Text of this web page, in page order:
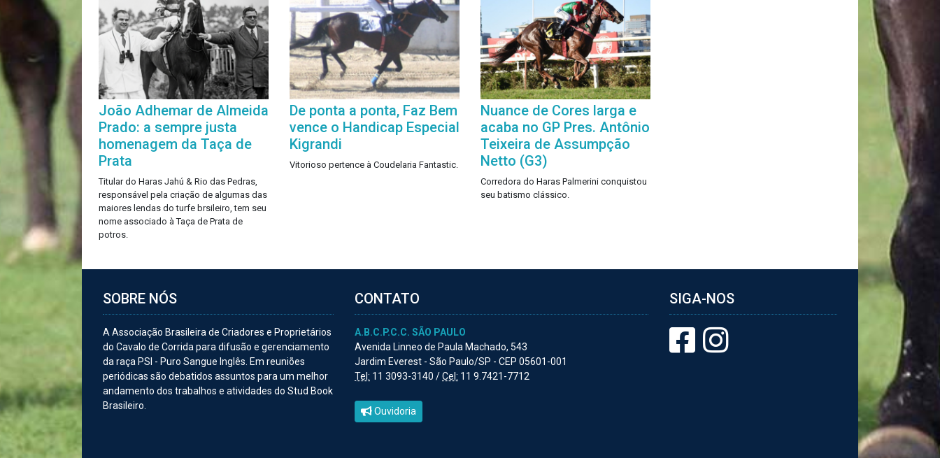
João Adhemar de Almeida
Prado: a sempre justa
homenagem da Taça de
Prata
Titular do Haras Jahú & Rio das Pedras,
responsável pela criação de algumas das
maiores lendas do turfe brsileiro, tem seu
nome associado à Taça de Prata de
potros.
De ponta a ponta, Faz Bem
vence o Handicap Especial
Kigrandi
Vitorioso pertence à Coudelaria Fantastic.
Nuance de Cores larga e
acaba no GP Pres. Antônio
Teixeira de Assumpção
Netto (G3)
Corredora do Haras Palmerini conquistou
seu batismo clássico.
SOBRE NÓS
A Associação Brasileira de Criadores e Proprietários
do Cavalo de Corrida para difusão e gerenciamento
da raça PSI - Puro Sangue Inglês. Em reuniões
periódicas são debatidos assuntos para um melhor
andamento dos trabalhos e atividades do Stud Book
Brasileiro.
CONTATO
A.B.C.P.C.C. SÃO PAULO
Avenida Linneo de Paula Machado, 543
Jardim Everest - São Paulo/SP - CEP 05601-001
Tel: 11 3093-3140 /Cel: 11 9.7421-7712
Ouvidoria
SIGA-NOS